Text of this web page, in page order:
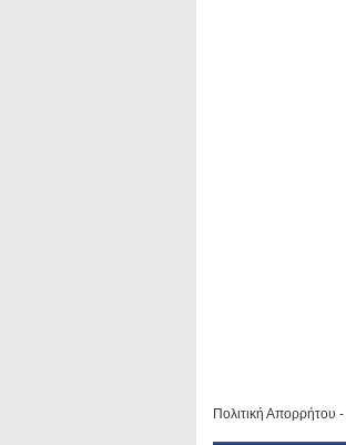
Πολιτική Απορρήτου -